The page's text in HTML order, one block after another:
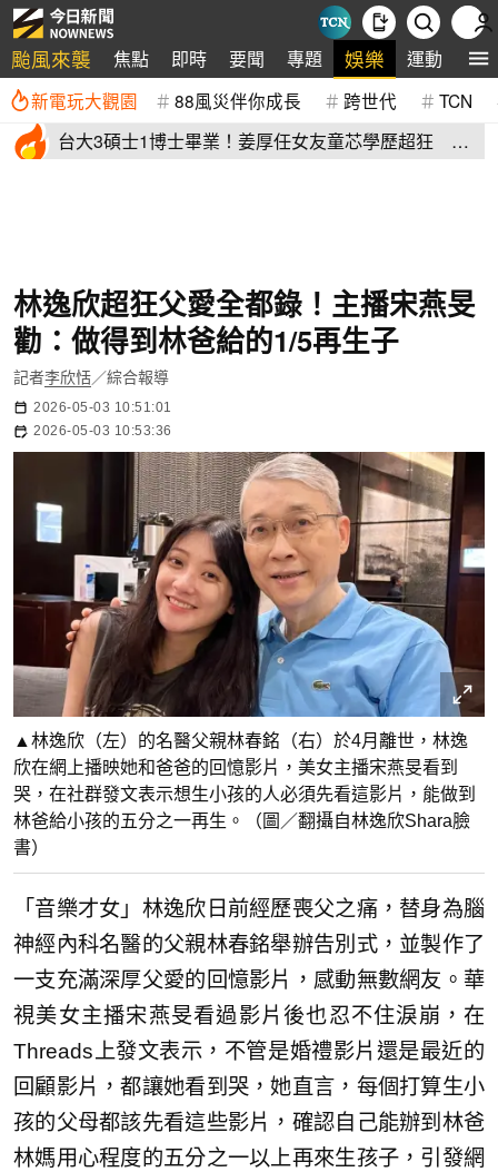
颱風來襲 焦點 即時 要聞 專題 娛樂 運動 全
新電玩大觀園 88風災伴你成長 跨世代 TCN
台大3碩士1博士畢業！姜厚任女友童芯學歷超狂 他
林逸欣超狂父愛全都錄！主播宋燕旻
勸：做得到林爸給的1/5再生子
記者李欣恬／綜合報導
2026-05-03 10:51:01
2026-05-03 10:53:36
▲林逸欣（左）的名醫父親林春銘（右）於4月離世，林逸
欣在網上播映她和爸爸的回憶影片，美女主播宋燕旻看到
哭，在社群發文表示想生小孩的人必須先看這影片，能做到
林爸給小孩的五分之一再生。（圖／翻攝自林逸欣Shara臉
書）
「音樂才女」林逸欣日前經歷喪父之痛，替身為腦
神經內科名醫的父親林春銘舉辦告別式，並製作了
一支充滿深厚父愛的回憶影片，感動無數網友。華
視美女主播宋燕旻看過影片後也忍不住淚崩，在
Threads上發文表示，不管是婚禮影片還是最近的
回顧影片，都讓她看到哭，她直言，每個打算生小
孩的父母都該先看這些影片，確認自己能辦到林爸
林媽用心程度的五分之一以上再來生孩子，引發網